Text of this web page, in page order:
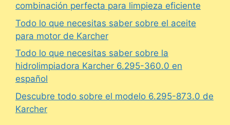
combinación perfecta para limpieza eficiente
Todo lo que necesitas saber sobre el aceite
para motor de Karcher
Todo lo que necesitas saber sobre la
hidrolimpiadora Karcher 6.295-360.0 en
español
Descubre todo sobre el modelo 6.295-873.0 de
Karcher